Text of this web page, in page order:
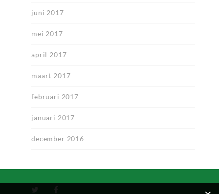
juni 2017
mei 2017
april 2017
maart 2017
februari 2017
januari 2017
december 2016